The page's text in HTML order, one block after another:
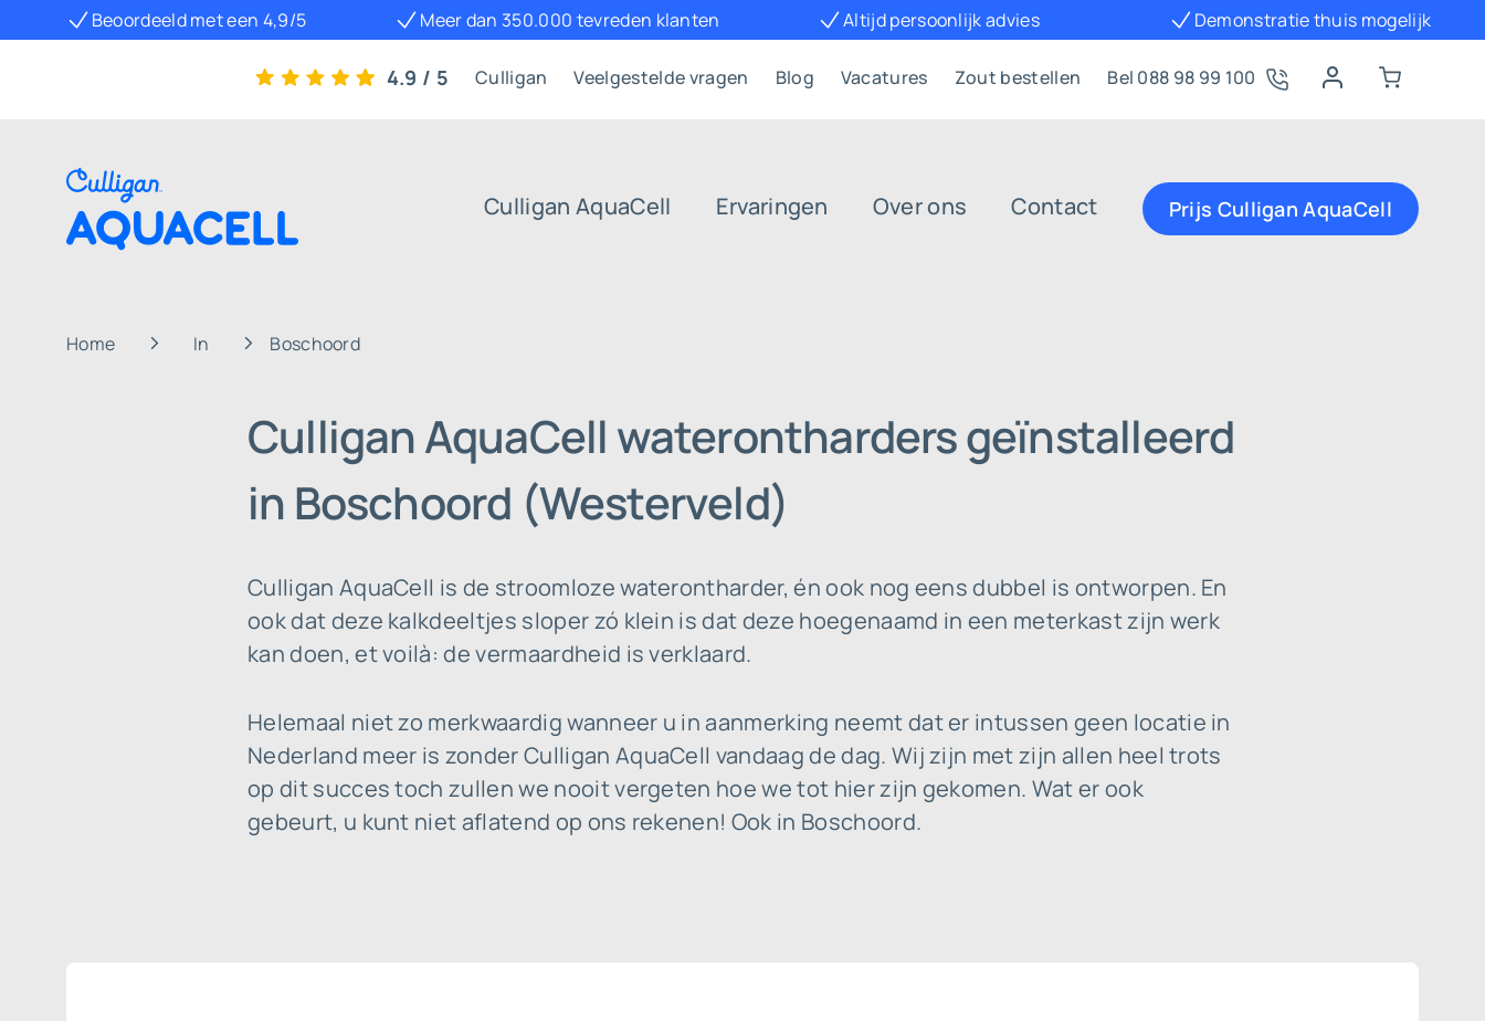
Beoordeeld met een 4,9/5 Meer dan 350.000 tevreden klanten Altijd persoonlijk advies Demonstratie thuis mogelijk
4.9 / 5 Culligan Veelgestelde vragen Blog Vacatures Zout bestellen Bel 088 98 99 100
Culligan AquaCell Ervaringen Over ons Contact Prijs Culligan AquaCell
Home In Boschoord
Culligan AquaCell waterontharders geïnstalleerd
in Boschoord (Westerveld)
Culligan AquaCell is de stroomloze waterontharder, én ook nog eens dubbel is ontworpen. En
ook dat deze kalkdeeltjes sloper zó klein is dat deze hoegenaamd in een meterkast zijn werk
kan doen, et voilà: de vermaardheid is verklaard.
Helemaal niet zo merkwaardig wanneer u in aanmerking neemt dat er intussen geen locatie in
Nederland meer is zonder Culligan AquaCell vandaag de dag. Wij zijn met zijn allen heel trots
op dit succes toch zullen we nooit vergeten hoe we tot hier zijn gekomen. Wat er ook
gebeurt, u kunt niet aflatend op ons rekenen! Ook in Boschoord.